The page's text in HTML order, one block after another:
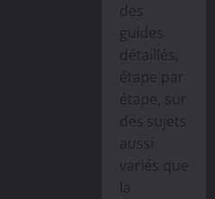
des
guides
détaillés,
étape par
étape, sur
des sujets
aussi
variés que
la